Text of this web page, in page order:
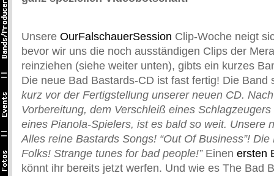
Unsere OurFalschauerSession Clip-Woche neigt
bevor wir uns die noch ausständigen Clips der
reinziehen (siehe weiter unten), gibts ein kurzes
Die neue Bad Bastards-CD ist fast fertig! Die Band
kurz vor der Fertigstellung unserer neuen CD.
Vorbereitung, dem Verschleiß eines
eines Pianola-Spielers, ist es bald so weit. Unsere
Alles reine Bastards Songs! “Out Of Business”!
Folks! Strange tunes for bad people!”Einen ersten
könnt ihr bereits jetzt werfen. Und wie es The Bad